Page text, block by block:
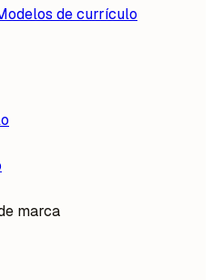
de currículo
marca